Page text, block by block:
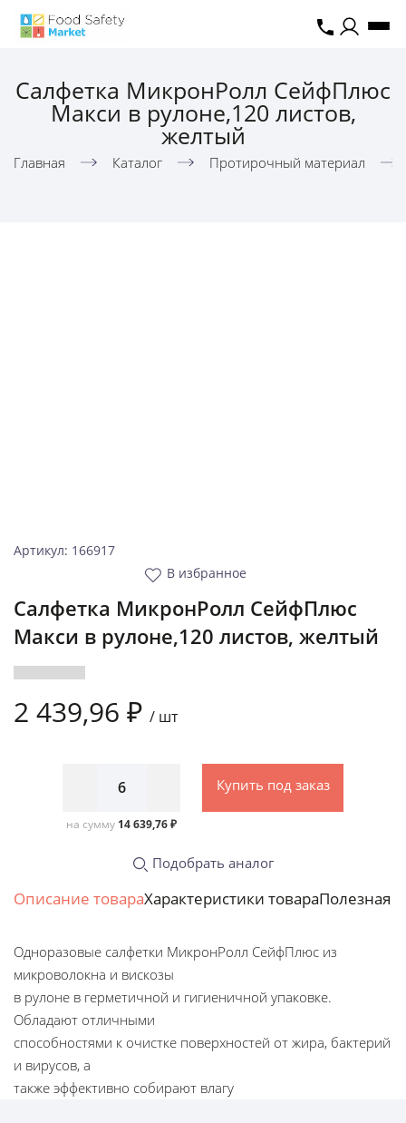
Салфетка МикронРолл СейфПлюс
Макси в рулоне,120 листов,
желтый
Главная Каталог Протирочный материал
Артикул: 166917
В избранное
Салфетка МикронРолл СейфПлюс
Макси в рулоне,120 листов, желтый
2 439,96 ₽ / шт
на сумму 14 639,76 ₽
Купить под заказ
Подобрать аналог
Описание товараХарактеристики товараПолезная
Одноразовые салфетки МикронРолл СейфПлюс из
микроволокна и вискозы
в рулоне в герметичной и гигиеничной упаковке.
Обладают отличными
способностями к очистке поверхностей от жира, бактерий
и вирусов, а
также эффективно собирают влагу